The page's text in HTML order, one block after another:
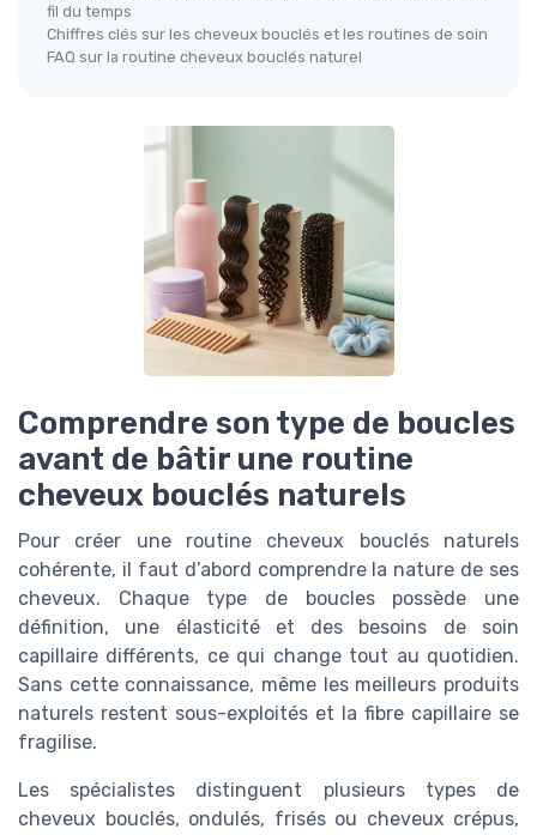
fil du temps
Chiffres clés sur les cheveux bouclés et les routines de soin
FAQ sur la routine cheveux bouclés naturel
Comprendre son type de boucles
avant de bâtir une routine
cheveux bouclés naturels
Pour créer une routine cheveux bouclés naturels
cohérente, il faut d’abord comprendre la nature de ses
cheveux. Chaque type de boucles possède une
définition, une élasticité et des besoins de soin
capillaire différents, ce qui change tout au quotidien.
Sans cette connaissance, même les meilleurs produits
naturels restent sous-exploités et la fibre capillaire se
fragilise.
Les spécialistes distinguent plusieurs types de
cheveux bouclés, ondulés, frisés ou cheveux crépus,